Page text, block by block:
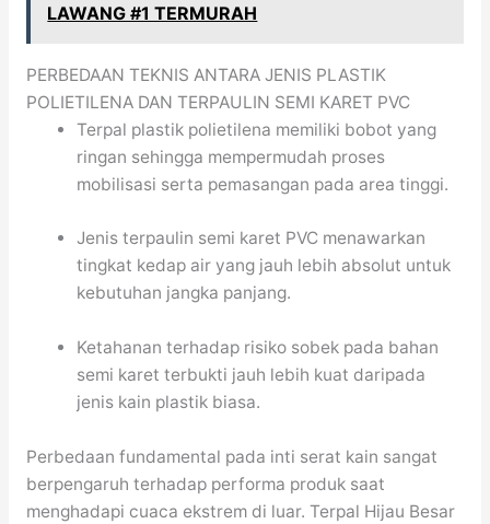
LAWANG #1 TERMURAH
PERBEDAAN TEKNIS ANTARA JENIS PLASTIK
POLIETILENA DAN TERPAULIN SEMI KARET PVC
Terpal plastik polietilena memiliki bobot yang
ringan sehingga mempermudah proses
mobilisasi serta pemasangan pada area tinggi.
Jenis terpaulin semi karet PVC menawarkan
tingkat kedap air yang jauh lebih absolut untuk
kebutuhan jangka panjang.
Ketahanan terhadap risiko sobek pada bahan
semi karet terbukti jauh lebih kuat daripada
jenis kain plastik biasa.
Perbedaan fundamental pada inti serat kain sangat
berpengaruh terhadap performa produk saat
menghadapi cuaca ekstrem di luar. Terpal Hijau Besar